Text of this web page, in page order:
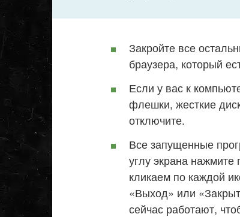
Закройте все
браузера, который
Если у вас к
флешки, жесткие
отключите.
Все запущенные
углу экрана нажмите
кликаем по каждой
«Выход» или
сейчас работают,